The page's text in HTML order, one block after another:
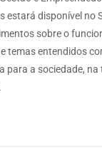
estará disponível no
sobre o
temas entendidos
para a sociedade, na